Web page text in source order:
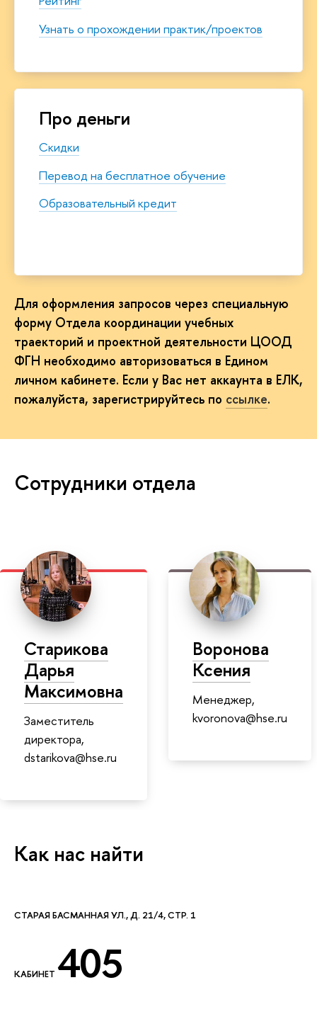
Узнать о прохождении практик/проектов
Про деньги
Скидки
Перевод на бесплатное обучение
Образовательный кредит
Для оформления запросов через специальную
форму Отдела координации учебных
траекторий и проектной деятельности ЦООД
ФГН необходимо авторизоваться в Едином
личном кабинете. Если у Вас нет аккаунта в ЕЛК,
пожалуйста, зарегистрируйтесь по ссылке.
Сотрудники отдела
Старикова
Дарья
Максимовна
Заместитель
директора,
dstarikova@hse.ru
Воронова
Ксения
Менеджер,
kvoronova@hse.ru
Как нас найти
СТАРАЯ БАСМАННАЯ УЛ., Д. 21/4, СТР. 1
КАБИНЕТ 405